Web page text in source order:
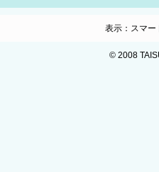
表示：スマー
© 2008